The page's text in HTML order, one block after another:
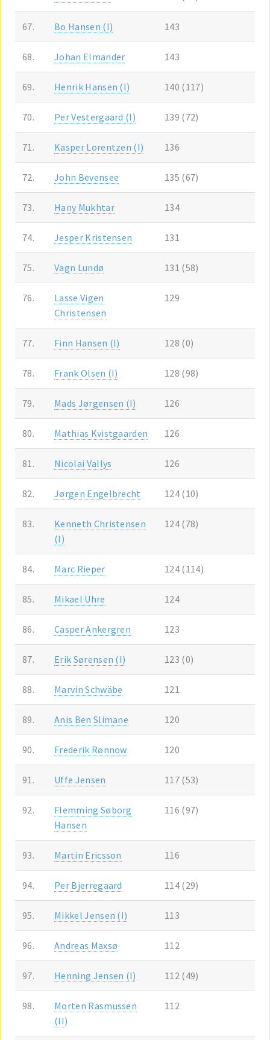
67. Bo Hansen (I) 143
68. Johan Elmander 143
69. Henrik Hansen (I) 140 (117)
70. Per Vestergaard (I) 139 (72)
71. Kasper Lorentzen (I) 136
72. John Bevensee 135 (67)
73. Hany Mukhtar 134
74. Jesper Kristensen 131
75. Vagn Lundø 131 (58)
76.
Lasse Vigen
Christensen
129
77. Finn Hansen (I) 128 (0)
78. Frank Olsen (I) 128 (98)
79. Mads Jørgensen (I) 126
80. Mathias Kvistgaarden 126
81. Nicolai Vallys 126
82. Jørgen Engelbrecht 124 (10)
83.
Kenneth Christensen
(I)
124 (78)
84. Marc Rieper 124 (114)
85. Mikael Uhre 124
86. Casper Ankergren 123
87. Erik Sørensen (I) 123 (0)
88. Marvin Schwäbe 121
89. Anis Ben Slimane 120
90. Frederik Rønnow 120
91. Uffe Jensen 117 (53)
92.
Flemming Søborg
Hansen
116 (97)
93. Martin Ericsson 116
94. Per Bjerregaard 114 (29)
95. Mikkel Jensen (I) 113
96. Andreas Maxsø 112
97. Henning Jensen (I) 112 (49)
98.
Morten Rasmussen
(II)
112